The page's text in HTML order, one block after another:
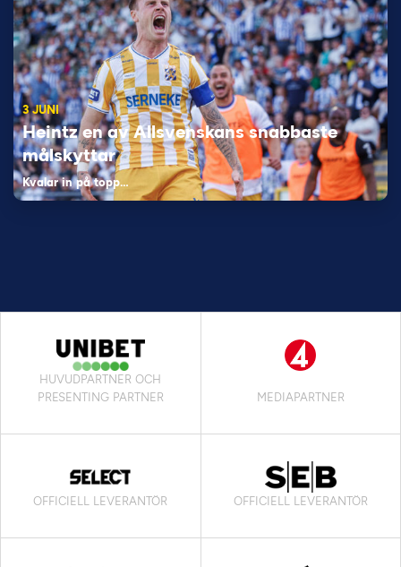
3 JUNI
Heintz en av Allsvenskans snabbaste
målskyttar
Kvalar in på topp…
HUVUDPARTNER OCH
PRESENTING PARTNER
MEDIAPARTNER
OFFICIELL LEVERANTÖR OFFICIELL LEVERANTÖR